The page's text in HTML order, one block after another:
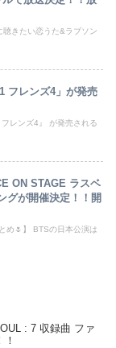
きたい恋うた&ラブソン
フレンズ4」が発売
レンズ4』 が発売される
ON STAGE ラスベ
グが開催決定！！開
め🌷】 BTSの日本公演は
: 7 収録曲 ファ